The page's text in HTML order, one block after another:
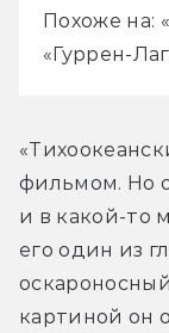
Похоже на:
«Гуррен-
фильмом. Но
и в какой-
его один из
картиной он